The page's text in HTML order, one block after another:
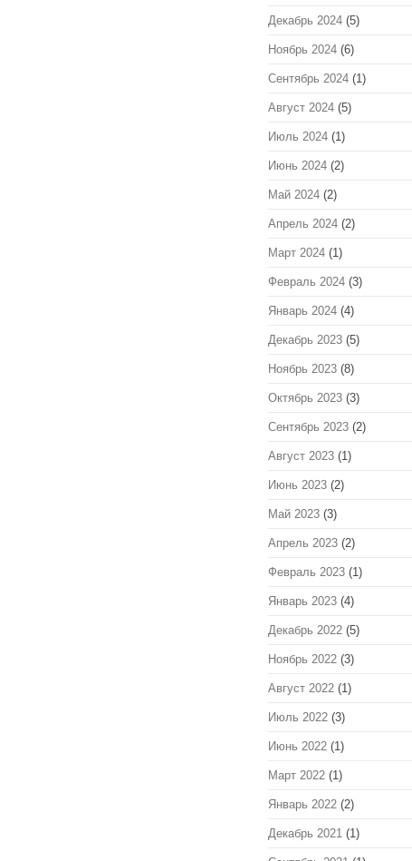
Декабрь 2024 (5)
Ноябрь 2024 (6)
Сентябрь 2024 (1)
Август 2024 (5)
Июль 2024 (1)
Июнь 2024 (2)
Май 2024 (2)
Апрель 2024 (2)
Март 2024 (1)
Февраль 2024 (3)
Январь 2024 (4)
Декабрь 2023 (5)
Ноябрь 2023 (8)
Октябрь 2023 (3)
Сентябрь 2023 (2)
Август 2023 (1)
Июнь 2023 (2)
Май 2023 (3)
Апрель 2023 (2)
Февраль 2023 (1)
Январь 2023 (4)
Декабрь 2022 (5)
Ноябрь 2022 (3)
Август 2022 (1)
Июль 2022 (3)
Июнь 2022 (1)
Март 2022 (1)
Январь 2022 (2)
Декабрь 2021 (1)